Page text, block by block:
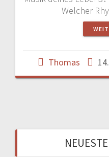
Welcher
Thomas